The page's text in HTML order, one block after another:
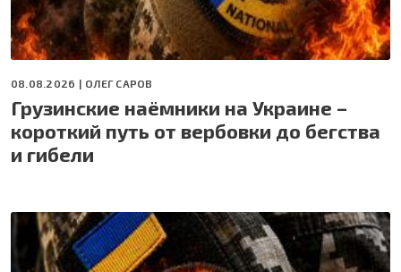
08.08.2026 | ОЛЕГ САРОВ
Грузинские наёмники на Украине –
короткий путь от вербовки до бегства
и гибели